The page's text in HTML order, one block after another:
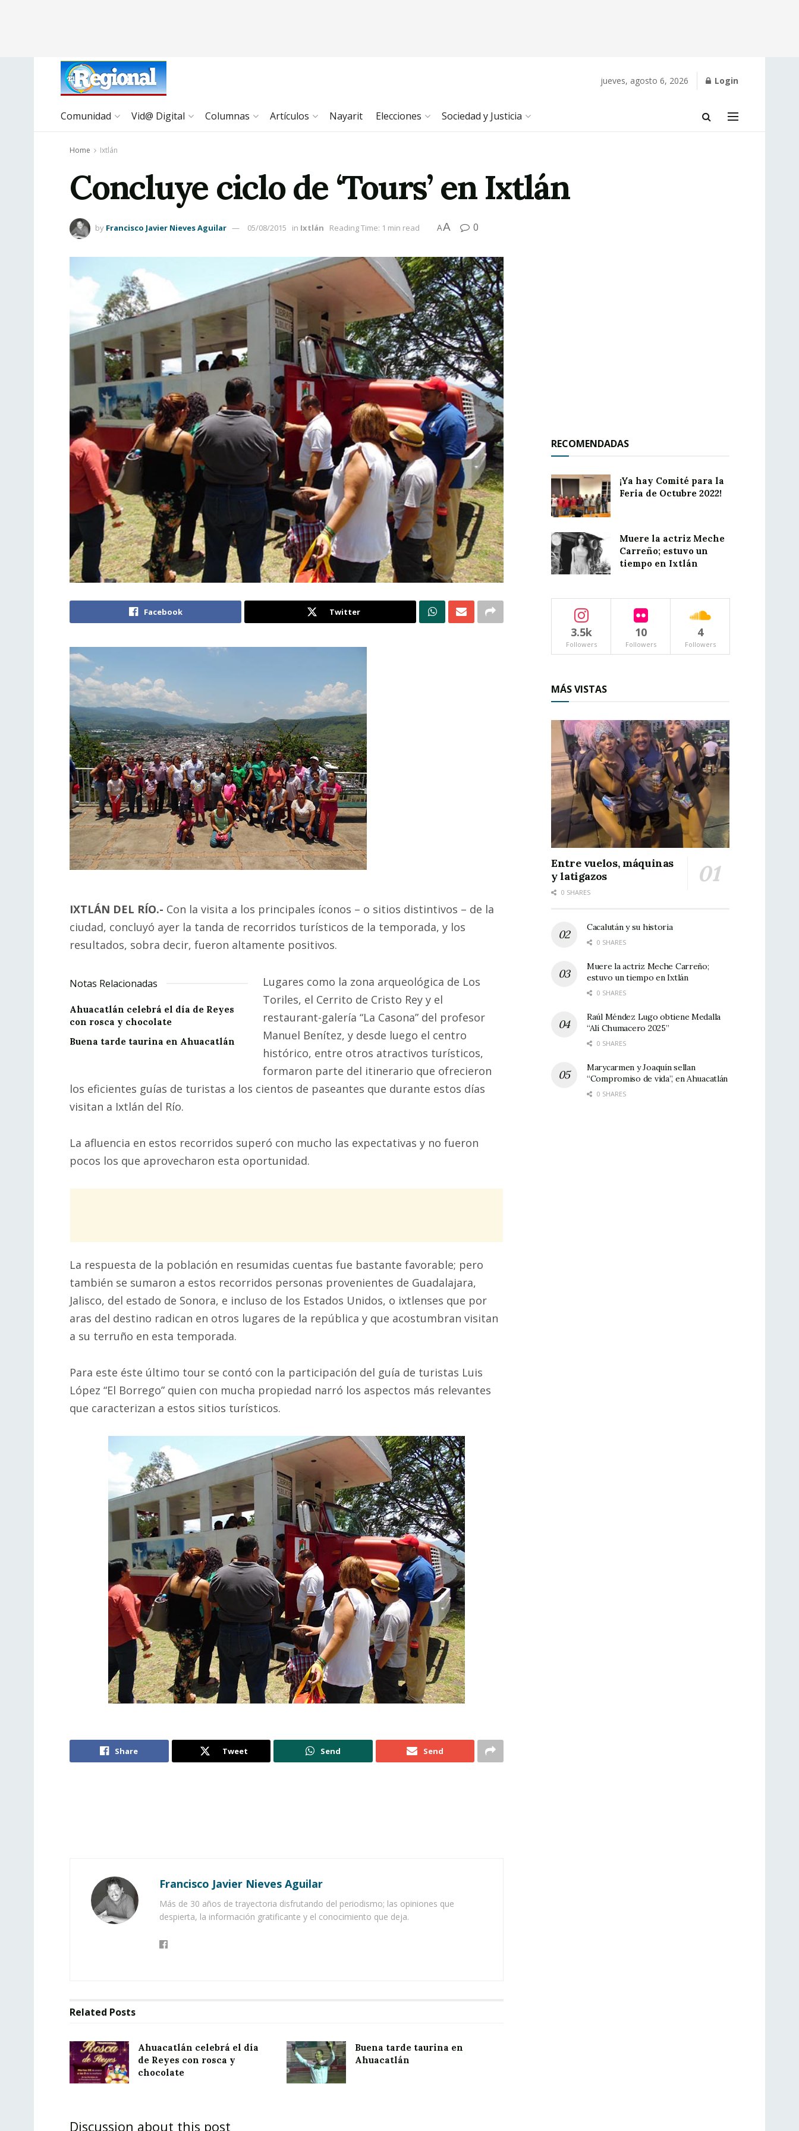
jueves, agosto 6, 2026 Login
Comunidad Vid@ Digital Columnas Artículos Nayarit Elecciones Sociedad y Justicia
Home Ixtlán
Concluye ciclo de ‘Tours’ en Ixtlán
by Francisco Javier Nieves Aguilar 05/08/2015 in Ixtlán Reading Time: 1 min read AA 0
Facebook Twitter
IXTLÁN DEL RÍO.- Con la visita a los principales íconos – o sitios distintivos – de la
ciudad, concluyó ayer la tanda de recorridos turísticos de la temporada, y los
resultados, sobra decir, fueron altamente positivos.
Notas Relacionadas
Ahuacatlán celebrá el día de Reyes
con rosca y chocolate
Buena tarde taurina en Ahuacatlán
Lugares como la zona arqueológica de Los
Toriles, el Cerrito de Cristo Rey y el
restaurant-galería “La Casona” del profesor
Manuel Benítez, y desde luego el centro
histórico, entre otros atractivos turísticos,
formaron parte del itinerario que ofrecieron
los eficientes guías de turistas a los cientos de paseantes que durante estos días
visitan a Ixtlán del Río.
La afluencia en estos recorridos superó con mucho las expectativas y no fueron
pocos los que aprovecharon esta oportunidad.
La respuesta de la población en resumidas cuentas fue bastante favorable; pero
también se sumaron a estos recorridos personas provenientes de Guadalajara,
Jalisco, del estado de Sonora, e incluso de los Estados Unidos, o ixtlenses que por
aras del destino radican en otros lugares de la república y que acostumbran visitan
a su terruño en esta temporada.
Para este éste último tour se contó con la participación del guía de turistas Luis
López “El Borrego” quien con mucha propiedad narró los aspectos más relevantes
que caracterizan a estos sitios turísticos.
Share Tweet Send Send
Francisco Javier Nieves Aguilar
Más de 30 años de trayectoria disfrutando del periodismo; las opiniones que
despierta, la información gratificante y el conocimiento que deja.
Related Posts
Ahuacatlán celebrá el día
de Reyes con rosca y
chocolate
Buena tarde taurina en
Ahuacatlán
Discussion about this post
RECOMENDADAS
¡Ya hay Comité para la
Feria de Octubre 2022!
Muere la actriz Meche
Carreño; estuvo un
tiempo en Ixtlán
3.5k
Followers
10
Followers
4
Followers
MÁS VISTAS
Entre vuelos, máquinas
y latigazos
0 SHARES
Cacalután y su historia
0 SHARES
Muere la actriz Meche Carreño;
estuvo un tiempo en Ixtlán
0 SHARES
Raúl Méndez Lugo obtiene Medalla
“Alí Chumacero 2025”
0 SHARES
Marycarmen y Joaquín sellan
“Compromiso de vida”, en Ahuacatlán
0 SHARES